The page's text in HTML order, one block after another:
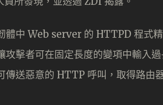
體中 Web server 的 HTTPD 程式
攻擊者可在固定長度的變項中輸入
傳送惡意的 HTTP 呼叫，取得路由